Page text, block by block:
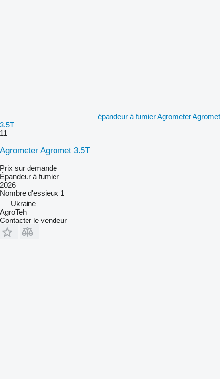
épandeur à fumier Agrometer Agromet
3.5T
11
Agrometer Agromet 3.5T
Prix sur demande
Épandeur à fumier
2026
Nombre d'essieux 1
Ukraine
AgroTeh
Contacter le vendeur